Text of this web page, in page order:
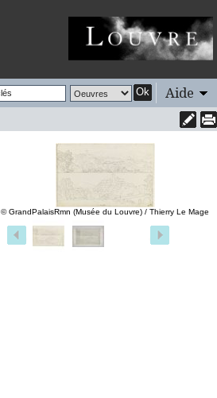
Ok Aide
© GrandPalaisRmn (Musée du Louvre) / Thierry Le Mage